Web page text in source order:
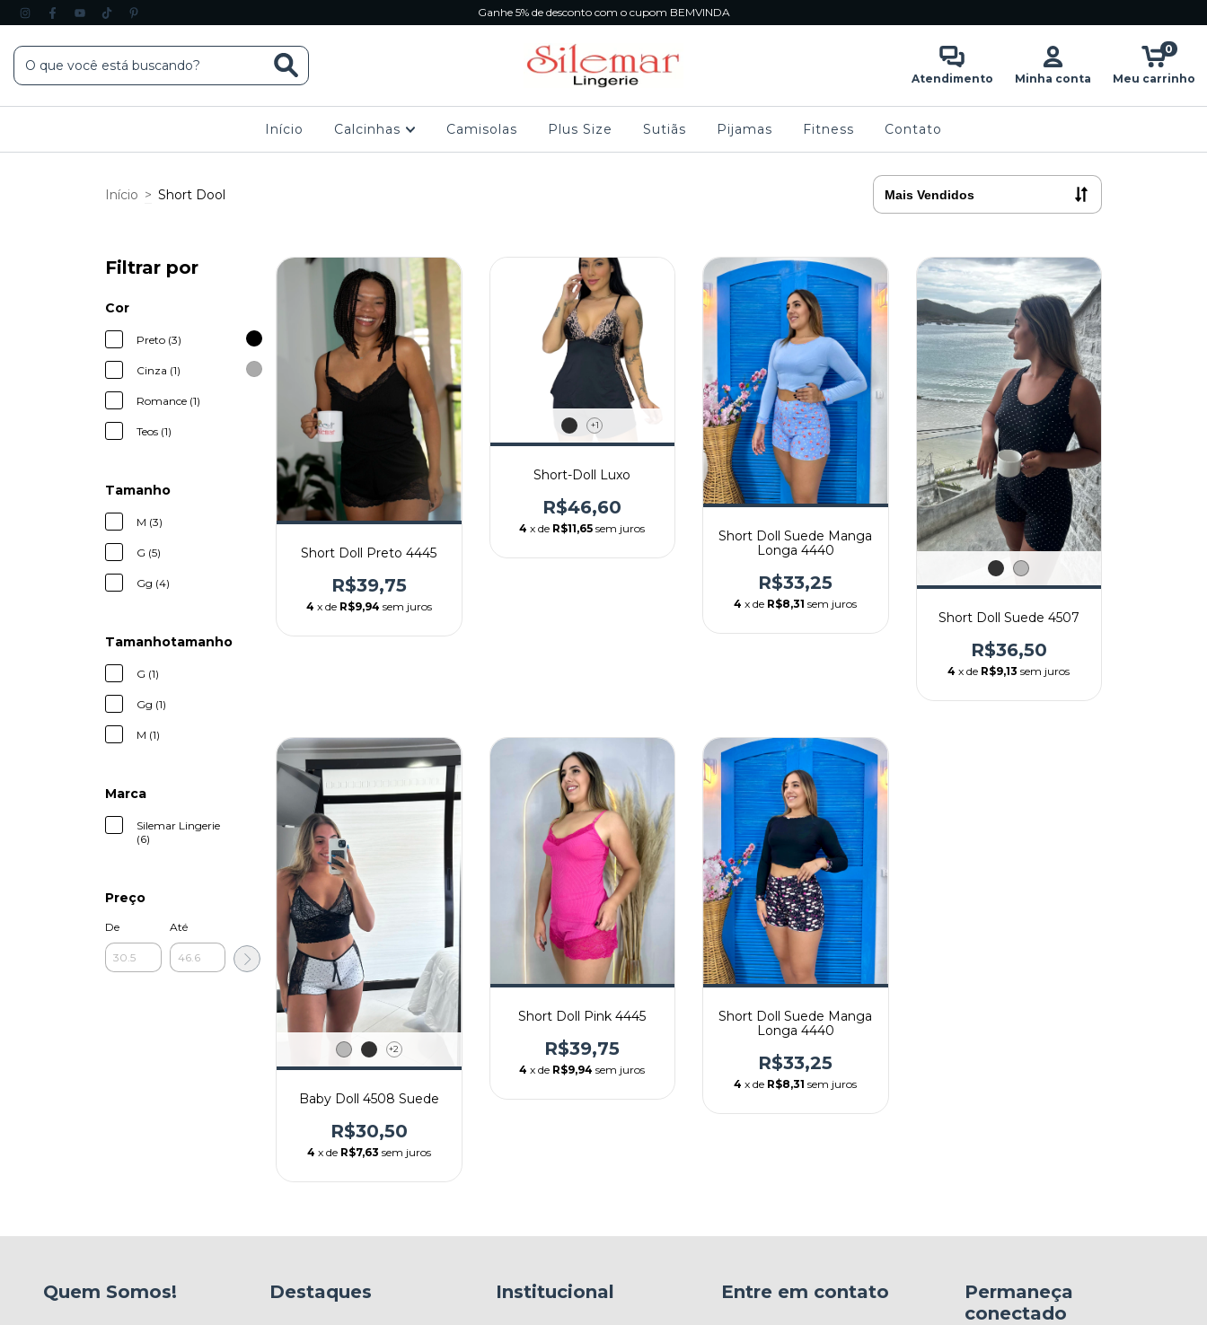
Ganhe 5% de desconto com o cupom BEMVINDA
Atendimento Minha conta Meu carrinho
0
Início Calcinhas Camisolas Plus Size Sutiãs Pijamas Fitness Contato
Início > Short Dool
Filtrar por
Cor
Preto (3)
Cinza (1)
Romance (1)
Teos (1)
Tamanho
M (3)
G (5)
Gg (4)
Tamanhotamanho
G (1)
Gg (1)
M (1)
Marca
Silemar Lingerie
(6)
Preço
De Até
Short Doll Preto 4445
R$39,75
4 x de R$9,94 sem juros
+1
Short-Doll Luxo
R$46,60
4 x de R$11,65 sem juros
Short Doll Suede Manga
Longa 4440
R$33,25
4 x de R$8,31 sem juros
Short Doll Suede 4507
R$36,50
4 x de R$9,13 sem juros
+2
Baby Doll 4508 Suede
R$30,50
4 x de R$7,63 sem juros
Short Doll Pink 4445
R$39,75
4 x de R$9,94 sem juros
Short Doll Suede Manga
Longa 4440
R$33,25
4 x de R$8,31 sem juros
Quem Somos! Destaques Institucional Entre em contato
Permaneça
conectado